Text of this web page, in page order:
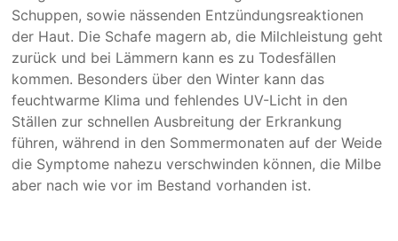
Schuppen, sowie nässenden Entzündungsreaktionen
der Haut. Die Schafe magern ab, die Milchleistung geht
zurück und bei Lämmern kann es zu Todesfällen
kommen. Besonders über den Winter kann das
feuchtwarme Klima und fehlendes UV-Licht in den
Ställen zur schnellen Ausbreitung der Erkrankung
führen, während in den Sommermonaten auf der Weide
die Symptome nahezu verschwinden können, die Milbe
aber nach wie vor im Bestand vorhanden ist.